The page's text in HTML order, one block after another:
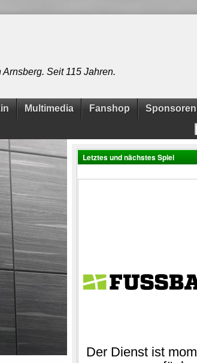
Seit 115 Jahren.
Multimedia Fanshop Sponsoren
Letztes und nächstes Spiel